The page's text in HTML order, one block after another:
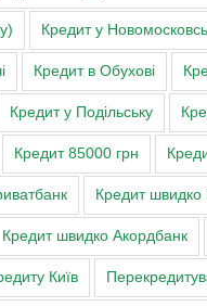
Кредит у
Кредит в Обухові
Кредит у Подільську
Кредит 85000 грн
Кредит швидко
Кредит швидко Акордбанк
Київ